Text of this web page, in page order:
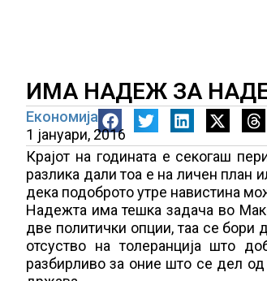
ИМА НАДЕЖ ЗА
Економија
1 јануари, 2016
Крајот на годината е секогаш
разлика дали тоа е на личен план
дека подоброто утре навистина
Надежта има тешка задача во
две политички опции, таа се бори
отсуство на толеранција што
разбирливо за оние што се дел